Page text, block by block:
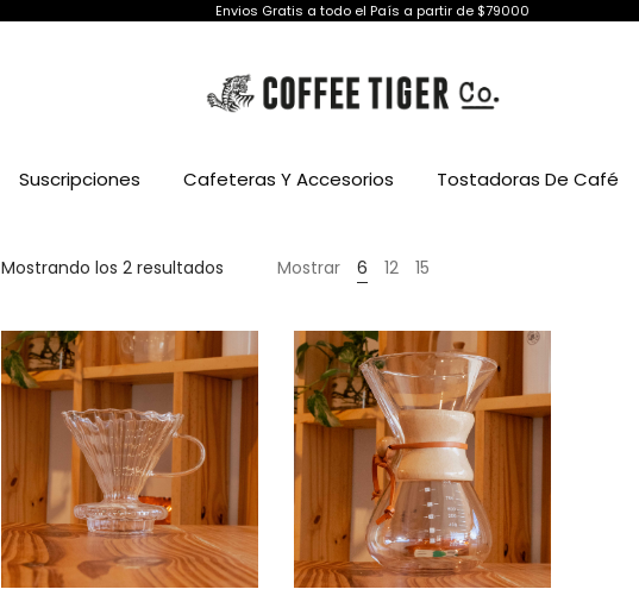
Envios Gratis a todo el País a partir de $79000
Suscripciones Cafeteras Y Accesorios Tostadoras De Café
Mostrando los 2 resultados Ordenado
bajo
a
Mostrar 6 12 15